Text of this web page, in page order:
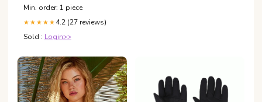
Min. order: 1 piece
★★★★★ 4.2 (27 reviews)
Sold : Login>>